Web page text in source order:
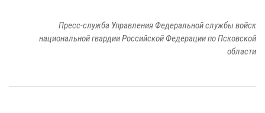
Пресс-служба Управления Федеральной службы войск
национальной гвардии Российской Федерации по Псковской
области